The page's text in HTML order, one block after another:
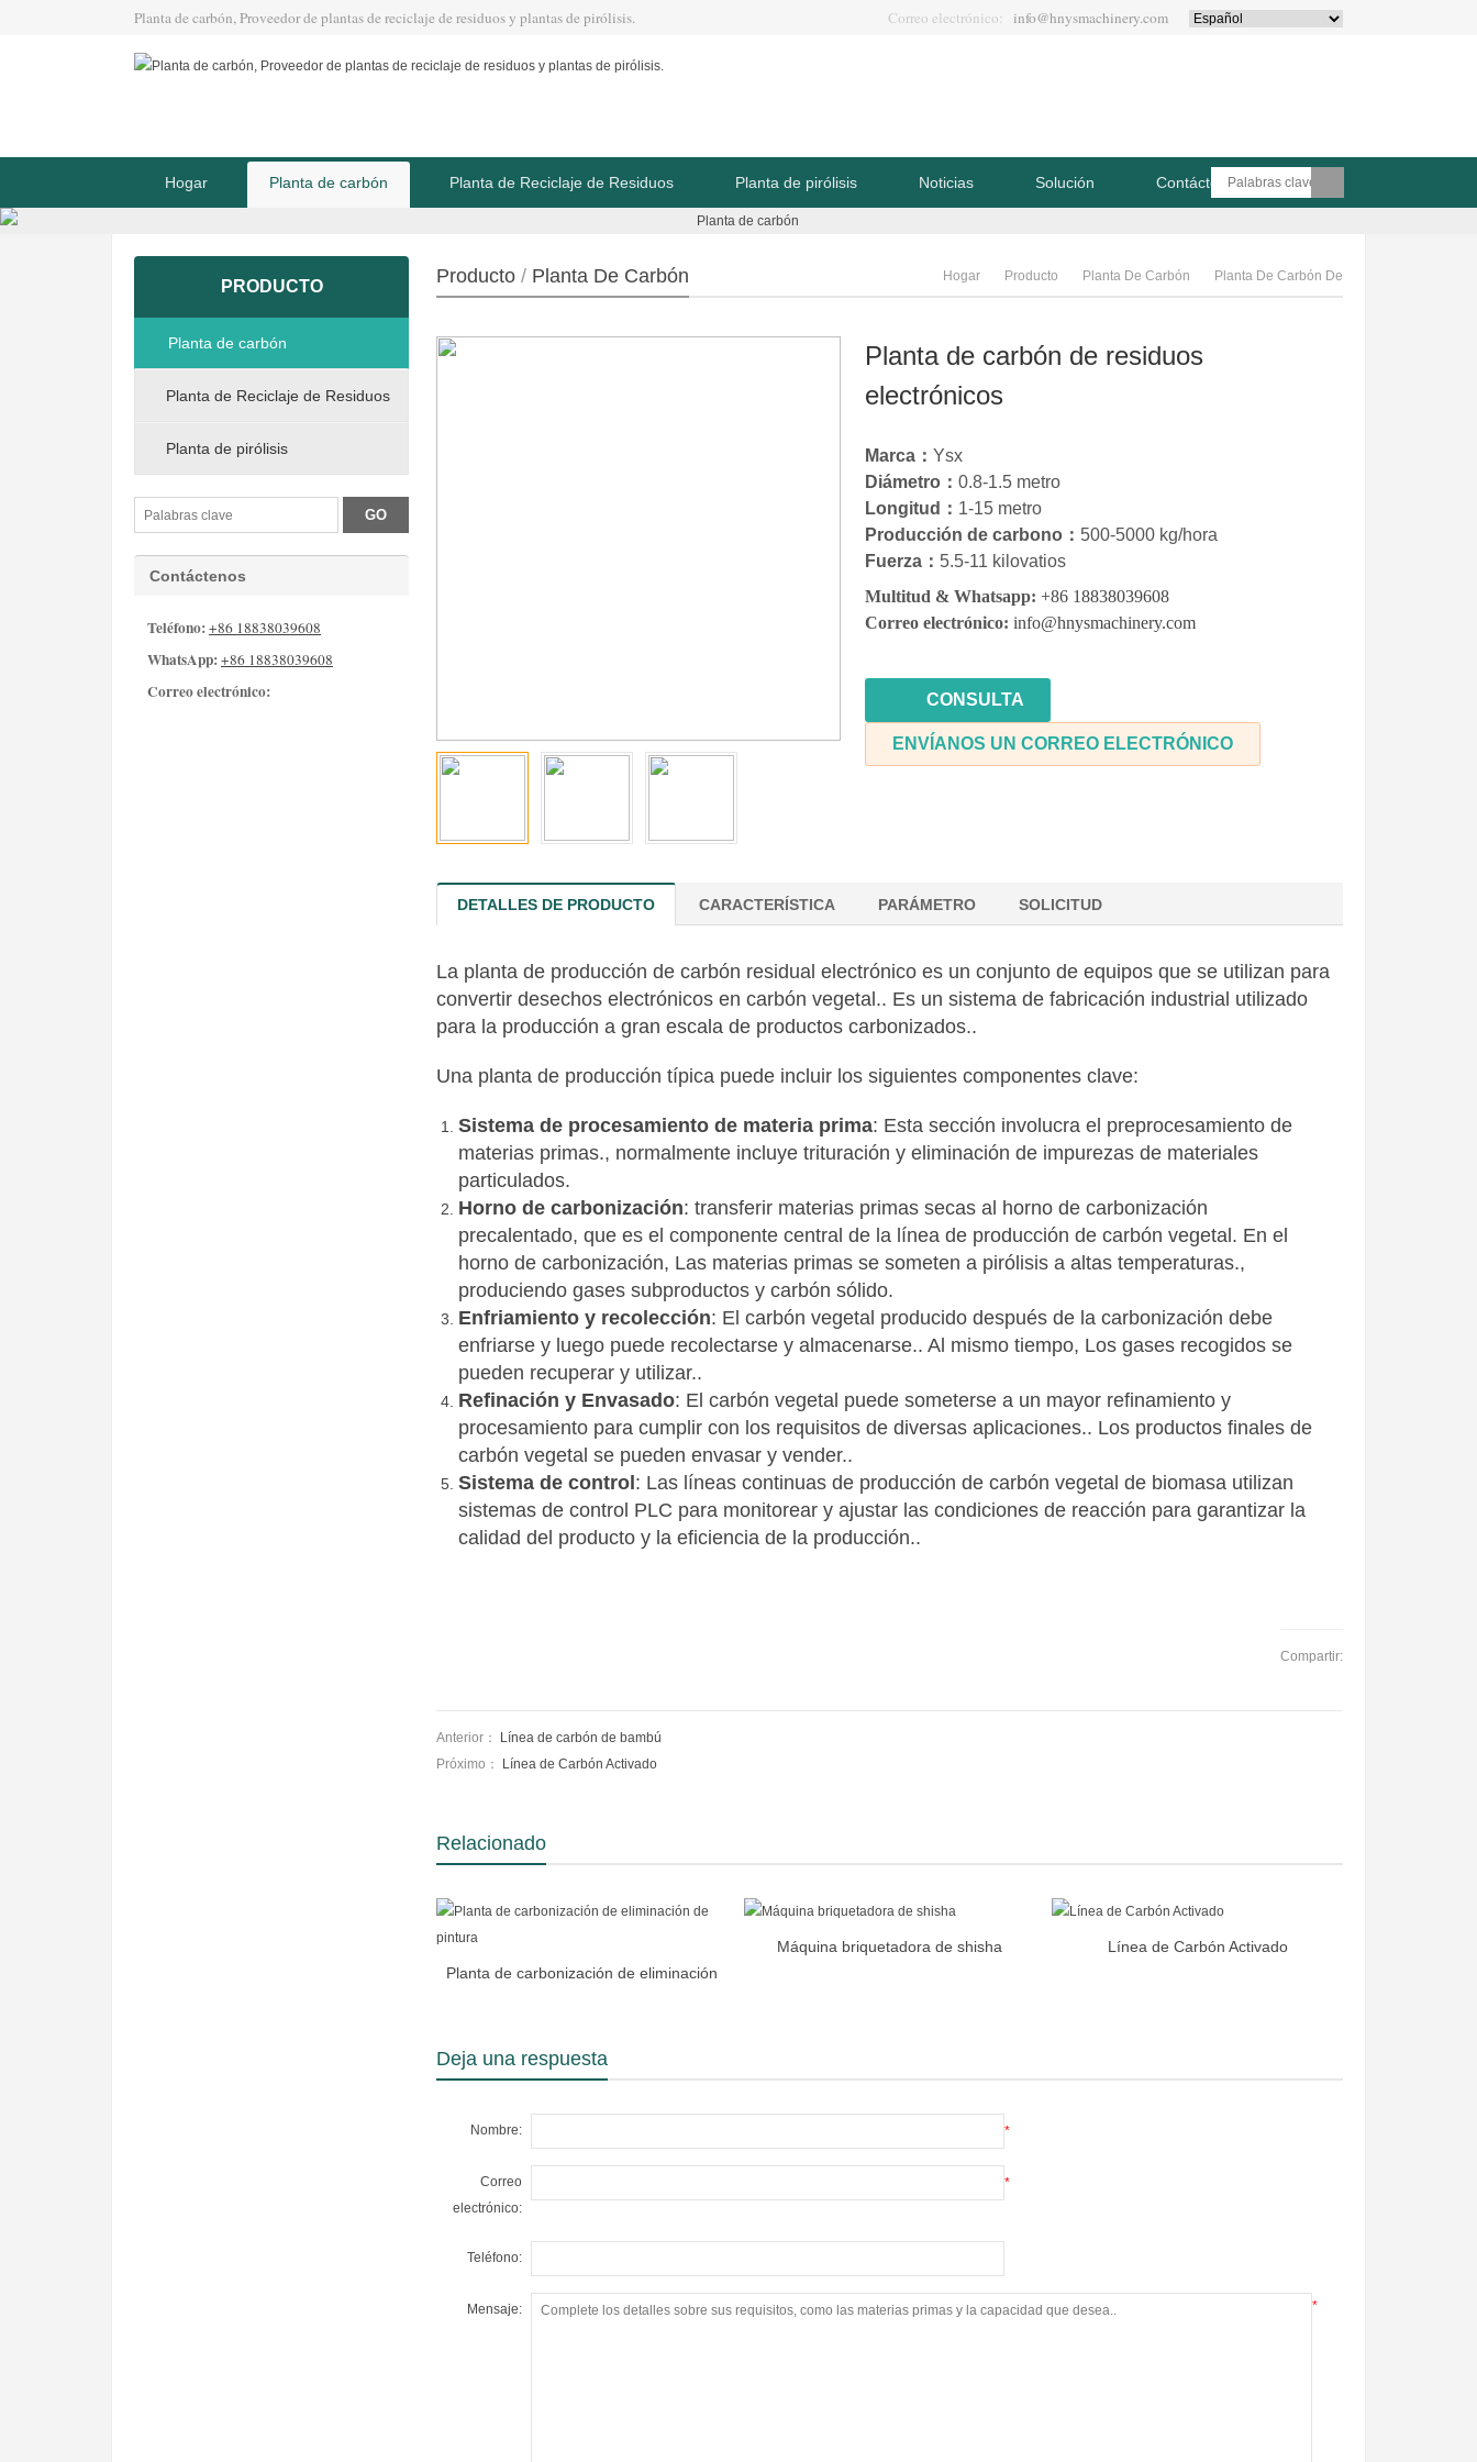
Planta de carbón, Proveedor de plantas de reciclaje de residuos y plantas de pirólisis. Correo electrónico: info@hnysmachinery.com
Hogar Planta de carbón Planta de Reciclaje de Residuos Planta de pirólisis Noticias Solución Contáctenos
Producto / Planta De Carbón Hogar Producto Planta De Carbón Planta De Carbón De
Planta de carbón de residuos
electrónicos
Marca： Ysx
Diámetro： 0.8-1.5 metro
Longitud： 1-15 metro
Producción de carbono： 500-5000 kg/hora
Fuerza： 5.5-11 kilovatios
Multitud & Whatsapp: +86 18838039608
Correo electrónico: info@hnysmachinery.com
CONSULTA
ENVÍANOS UN CORREO ELECTRÓNICO
DETALLES DE PRODUCTO CARACTERÍSTICA PARÁMETRO SOLICITUD
La planta de producción de carbón residual electrónico es un conjunto de equipos que se utilizan para
convertir desechos electrónicos en carbón vegetal.. Es un sistema de fabricación industrial utilizado
para la producción a gran escala de productos carbonizados..
Una planta de producción típica puede incluir los siguientes componentes clave:
Sistema de procesamiento de materia prima: Esta sección involucra el preprocesamiento de
materias primas., normalmente incluye trituración y eliminación de impurezas de materiales
particulados.
Horno de carbonización: transferir materias primas secas al horno de carbonización
precalentado, que es el componente central de la línea de producción de carbón vegetal. En el
horno de carbonización, Las materias primas se someten a pirólisis a altas temperaturas.,
produciendo gases subproductos y carbón sólido.
Enfriamiento y recolección: El carbón vegetal producido después de la carbonización debe
enfriarse y luego puede recolectarse y almacenarse.. Al mismo tiempo, Los gases recogidos se
pueden recuperar y utilizar..
Refinación y Envasado: El carbón vegetal puede someterse a un mayor refinamiento y
procesamiento para cumplir con los requisitos de diversas aplicaciones.. Los productos finales de
carbón vegetal se pueden envasar y vender..
Sistema de control : Las líneas continuas de producción de carbón vegetal de biomasa utilizan
sistemas de control PLC para monitorear y ajustar las condiciones de reacción para garantizar la
calidad del producto y la eficiencia de la producción..
Compartir:
Anterior：
Línea de carbón de bambú
Próximo：
Línea de Carbón Activado
Relacionado
Planta de carbonización de eliminación
Máquina briquetadora de shisha Línea de Carbón Activado
Deja una respuesta
Nombre: *
Correo
electrónico:
*
Teléfono:
Mensaje: *
PRODUCTO
Planta de carbón
Planta de Reciclaje de Residuos
Planta de pirólisis
Contáctenos
Teléfono:+86 18838039608
WhatsApp:+86 18838039608
Correo electrónico: